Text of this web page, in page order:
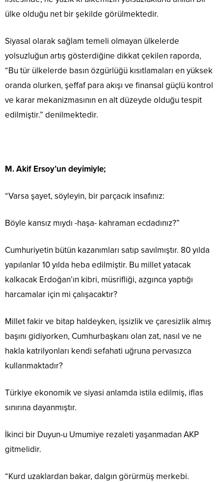
ülke olduğu net bir şekilde görülmektedir.
Siyasal olarak sağlam temeli olmayan ülkelerde
yolsuzluğun artış gösterdiğine dikkat çekilen raporda,
“Bu tür ülkelerde basın özgürlüğü kısıtlamaları en yüksek
oranda olurken, şeffaf para akışı ve finansal güçlü kontrol
ve karar mekanizmasının en alt düzeyde olduğu tespit
edilmiştir.” denilmektedir.
M. Akif Ersoy’un deyimiyle;
“Varsa şayet, söyleyin, bir parçacık insafınız:
Böyle kansız mıydı -haşa- kahraman ecdadınız?”
Cumhuriyetin bütün kazanımları satıp savılmıştır. 80 yılda
yapılanlar 10 yılda heba edilmiştir. Bu millet yatacak
kalkacak Erdoğan’ın kibri, müsrifliği, azgınca yaptığı
harcamalar için mi çalışacaktır?
Millet fakir ve bitap haldeyken, işsizlik ve çaresizlik almış
başını gidiyorken, Cumhurbaşkanı olan zat, nasıl ve ne
hakla katrilyonları kendi sefahati uğruna pervasızca
kullanmaktadır?
Türkiye ekonomik ve siyasi anlamda istila edilmiş, iflas
sınırına dayanmıştır.
İkinci bir Duyun-u Umumiye rezaleti yaşanmadan AKP
gitmelidir.
“Kurd uzaklardan bakar, dalgın görürmüş merkebi.